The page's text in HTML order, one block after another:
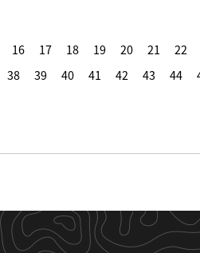
16 17 18 19 20 21 22
38 39 40 41 42 43 44